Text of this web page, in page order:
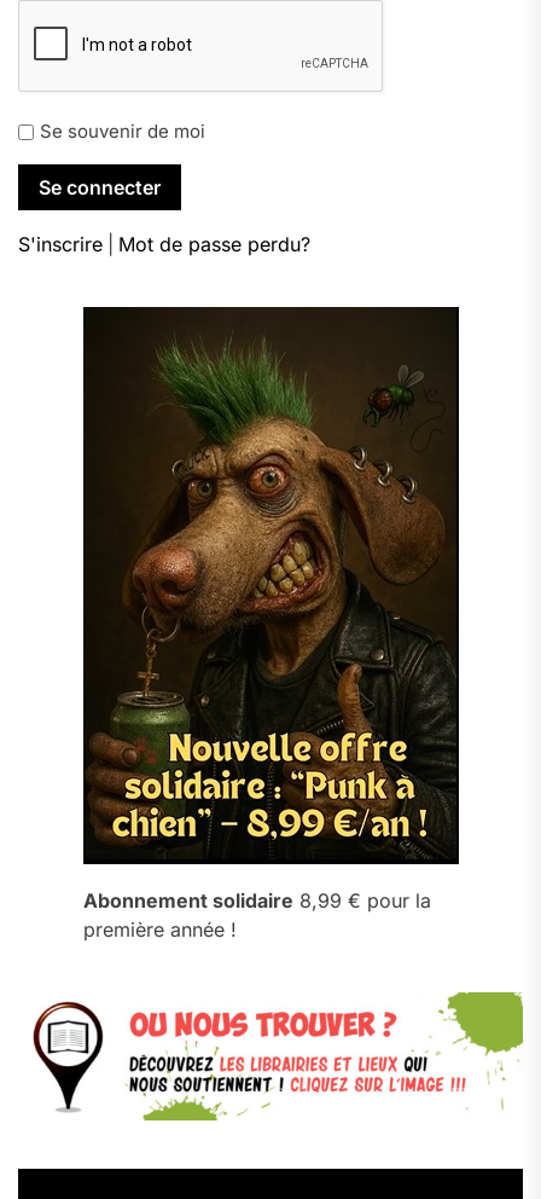
Se souvenir de moi
S'inscrire Mot de passe perdu?
Abonnement solidaire 8,99 € pour la
première année !